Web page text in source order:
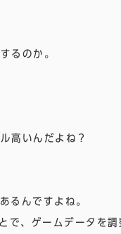
るのか。
高いんだよね？
んですよね。
、ゲームデータを調